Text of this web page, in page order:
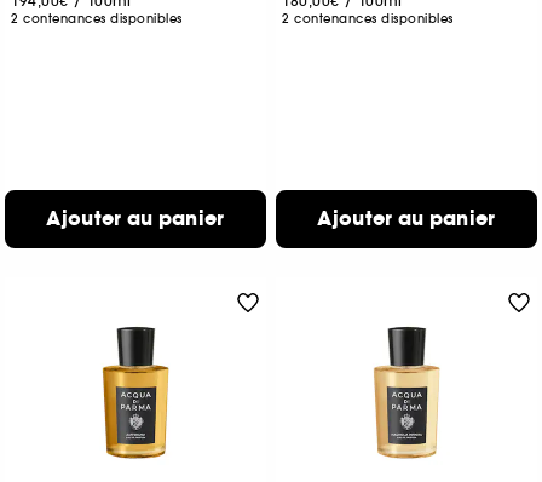
2 contenances disponibles
Ajouter au panier
2 contenances disponibles
Ajouter au panier